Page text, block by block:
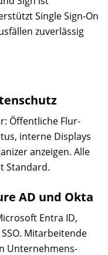
Single Sign-On
zuverlässig
Öffentliche Flur-
interne Displays
anzeigen. Alle
Standard.
AD und Okta
Entra ID,
Mitarbeitende
Unternehmens-